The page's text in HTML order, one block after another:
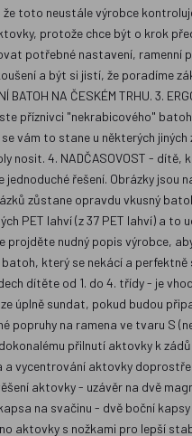
toto neustále výrobce
protože chce být o krok
potřebné nastavení,
a být si jistí, že poradíme
NA ČESKÉM TRHU.
příznivci "nekrabicového"
vám to stane u některých
4. NADČASOVOST -
řešení. Obrázky
zůstane opravdu vkusný
PET lahví (z 37 PET lahví) a
nudný popis výrobce,
který se nekácí a
dítěte od 1. do 4. třídy - je
úplně sundat, pokud budou
na ramena ve tvaru S
přilnutí aktovky k
aktovky
aktovky - uzávěr na dvě
na svačinu - dvě boční
aktovky s nožkami pro lepší